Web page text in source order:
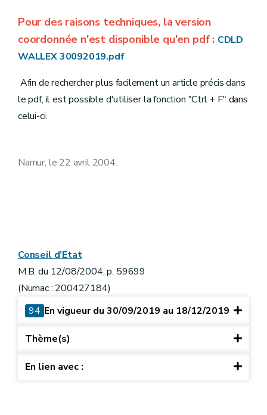
Pour des raisons techniques, la version
coordonnée n'est disponible qu'en pdf : CDLD
WALLEX 30092019.pdf
Afin de rechercher plus facilement un article précis dans
le pdf, il est possible d'utiliser la fonction "Ctrl + F" dans
celui-ci.
Namur, le 22 avril 2004.
Conseil d’Etat
M.B. du 12/08/2004, p. 59699
(Numac : 200427184)
94 En vigueur du 30/09/2019 au 18/12/2019
Thème(s)
En lien avec :